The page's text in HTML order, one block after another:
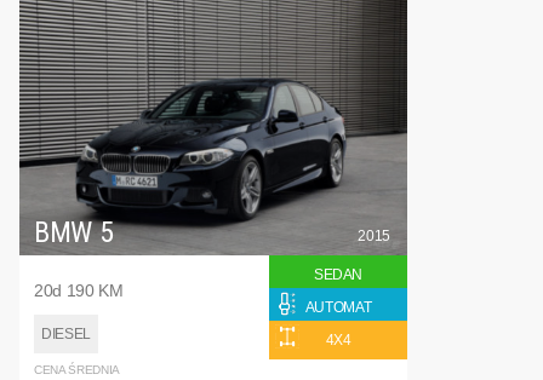
BMW 5
20d 190 KM
DIESEL
2015
SEDAN
AUTOMAT
4X4
CENA ŚREDNIA